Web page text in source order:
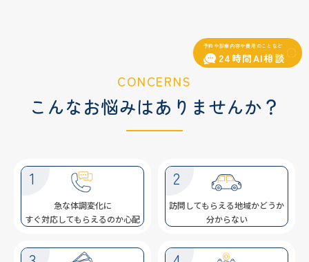
予約や診療内容や費用のことなど
24時間AI相談
CONCERNS
こんなお悩みはありませんか？
急な体調変化に
すぐ対応してもらえるのか心配
訪問してもらえる地域かどうか
分からない